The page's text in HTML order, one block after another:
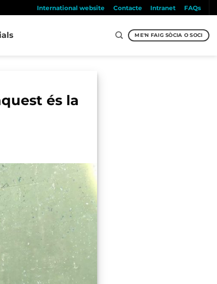
International website Contacte Intranet FAQs
ME'N FAIG SÒCIA O SOCI
és la